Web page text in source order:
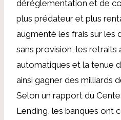
déréglementation et de
plus prédateur et plus
augmenté les frais sur les
sans provision, les retraits
automatiques et la tenue
ainsi gagner des milliards
Selon un rapport du
Lending, les banques ont